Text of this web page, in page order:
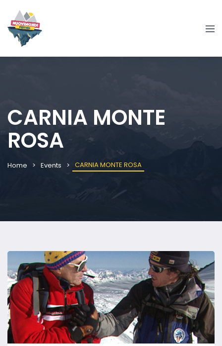
CARNIA MONTE
ROSA
Home Events CARNIA MONTE ROSA